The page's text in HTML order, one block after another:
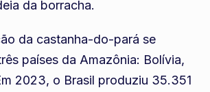
da borracha.
da castanha-do-pará se
países da Amazônia: Bolívia,
2023, o Brasil produziu 35.351